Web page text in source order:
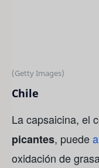
(Getty Images)
Chile
La capsaicina, el
picantes, puede
oxidación de